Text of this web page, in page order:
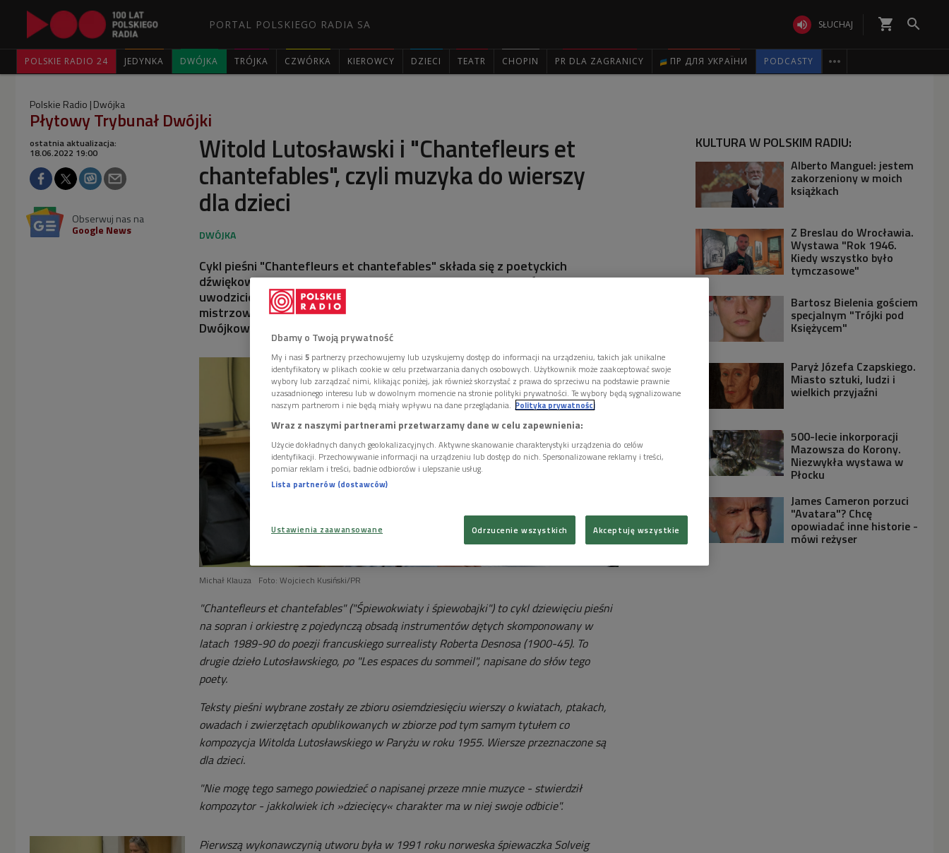
PORTAL POLSKIEGO RADIA SA  SŁUCHAJ shopping_cart 
POLSKIE RADIO 24 JEDYNKA DWÓJKA TRÓJKA CZWÓRKA KIEROWCY DZIECI TEATR CHOPIN PR DLA ZAGRANICY ПР ДЛЯ УКРАЇНИ PODCASTY 
Polskie Radio Dwójka
Płytowy Trybunał Dwójki
Witold Lutosławski i "Chantefleurs et
chantefables", czyli muzyka do wierszy
dla dzieci
ostatnia aktualizacja:
18.06.2022 19:00
Obserwuj nas na
Google News
Cykl pieśni "Chantefleurs et chantefables" składa się z poetyckich
dźwiękowych scen odmalowanych z nadzwyczajną subtelnością;
uwodzicielski zbiór muzycznych nastrojów, emocji i uczuć oddanych z
mistrzowskim kunsztem. Różne wykonania tych utworów oceniało nasze
Dwójkowe jury.
Michał Klauza Foto: Wojciech Kusiński/PR
"Chantefleurs et chantefables" ("Śpiewokwiaty i śpiewobajki") to cykl dziewięciu pieśni
na sopran i orkiestrę z pojedynczą obsadą instrumentów dętych skomponowany w
latach 1989-90 do poezji francuskiego surrealisty Roberta Desnosa (1900-45). To
drugie dzieło Lutosławskiego, po "Les espaces du sommeil", napisane do słów tego
poety.
Teksty pieśni wybrane zostały ze zbioru osiemdziesięciu wierszy o kwiatach, ptakach,
owadach i zwierzętach opublikowanych w zbiorze pod tym samym tytułem co
kompozycja Witolda Lutosławskiego w Paryżu w roku 1955. Wiersze przeznaczone są
dla dzieci.
"Nie mogę tego samego powiedzieć o napisanej przeze mnie muzyce - stwierdził
kompozytor - jakkolwiek ich »dziecięcy« charakter ma w niej swoje odbicie".
Pierwszą wykonawczynią utworu była w 1991 roku norweska śpiewaczka Solveig
KULTURA W POLSKIM RADIU:
Alberto Manguel: jestem
zakorzeniony w moich
książkach
Z Breslau do Wrocławia.
Wystawa "Rok 1946.
Kiedy wszystko było
tymczasowe"
Bartosz Bielenia gościem
specjalnym "Trójki pod
Księżycem"
Paryż Józefa Czapskiego.
Miasto sztuki, ludzi i
wielkich przyjaźni
500-lecie inkorporacji
Mazowsza do Korony.
Niezwykła wystawa w
Płocku
James Cameron porzuci
"Avatara"? Chcę
opowiadać inne historie -
mówi reżyser
Dbamy o Twoją prywatność
My i nasi 5 partnerzy przechowujemy lub uzyskujemy dostęp do informacji na urządzeniu, takich jak unikalne
identyfikatory w plikach cookie w celu przetwarzania danych osobowych. Użytkownik może zaakceptować swoje
wybory lub zarządzać nimi, klikając poniżej, jak również skorzystać z prawa do sprzeciwu na podstawie prawnie
uzasadnionego interesu lub w dowolnym momencie na stronie polityki prywatności. Te wybory będą sygnalizowane
naszym partnerom i nie będą miały wpływu na dane przeglądania. Polityka prywatności
Wraz z naszymi partnerami przetwarzamy dane w celu zapewnienia:
Użycie dokładnych danych geolokalizacyjnych. Aktywne skanowanie charakterystyki urządzenia do celów
identyfikacji. Przechowywanie informacji na urządzeniu lub dostęp do nich. Spersonalizowane reklamy i treści,
pomiar reklam i treści, badnie odbiorców i ulepszanie usług.
Lista partnerów (dostawców)
Ustawienia zaawansowane Odrzucenie wszystkich Akceptuję wszystkie